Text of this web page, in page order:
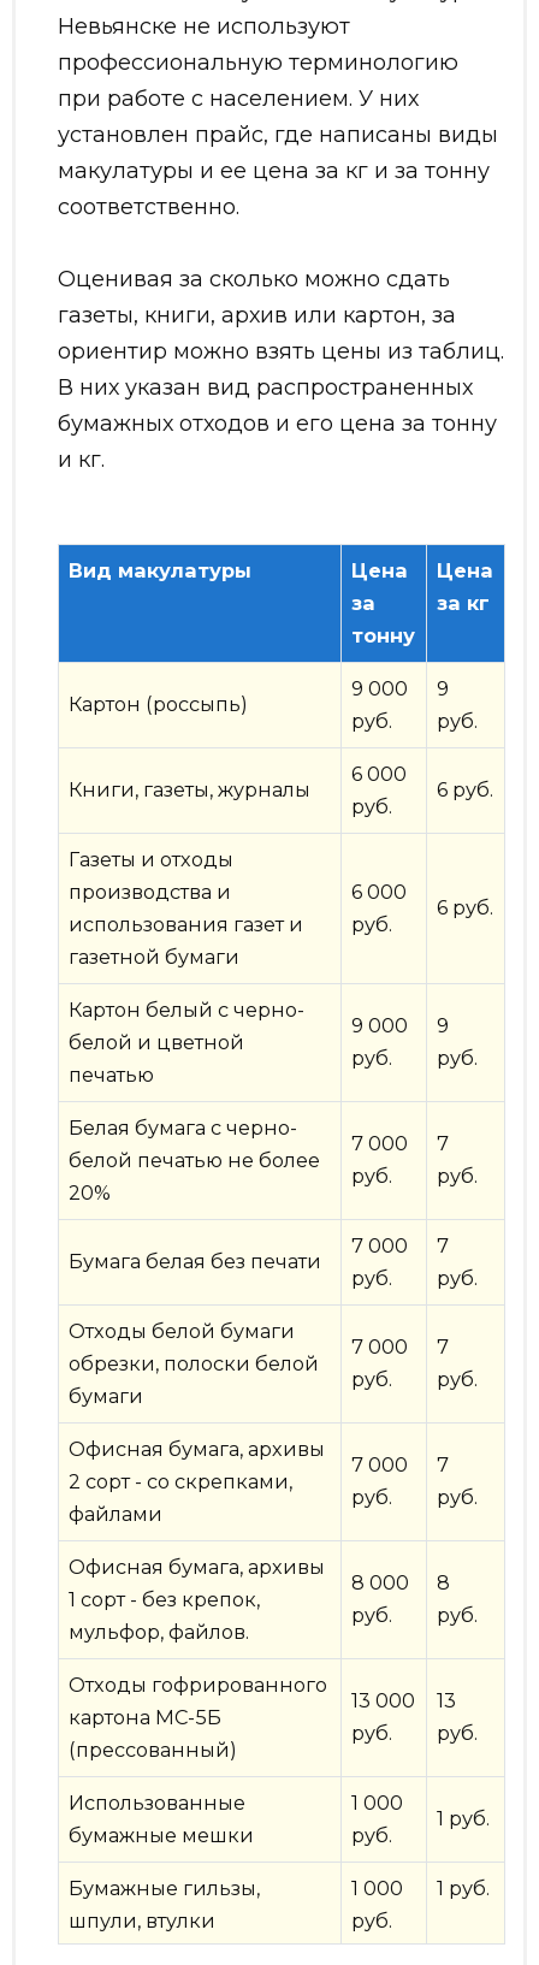
Невьянске не используют
профессиональную терминологию
при работе с населением. У них
установлен прайс, где написаны виды
макулатуры и ее цена за кг и за тонну
соответственно.
Оценивая за сколько можно сдать
газеты, книги, архив или картон, за
ориентир можно взять цены из таблиц.
В них указан вид распространенных
бумажных отходов и его цена за тонну
и кг.
Вид макулатуры
Цена
за
тонну
Цена
за кг
Картон (россыпь)
9 000
руб.
9
руб.
Книги, газеты, журналы
6 000
руб.
6 руб.
Газеты и отходы
производства и
использования газет и
газетной бумаги
6 000
руб.
6 руб.
Картон белый с черно-
белой и цветной
печатью
9 000
руб.
9
руб.
Белая бумага с черно-
белой печатью не более
20%
7 000
руб.
7
руб.
Бумага белая без печати
7 000
руб.
7
руб.
Отходы белой бумаги
обрезки, полоски белой
бумаги
7 000
руб.
7
руб.
Офисная бумага, архивы
2 сорт - со скрепками,
файлами
7 000
руб.
7
руб.
Офисная бумага, архивы
1 сорт - без крепок,
мульфор, файлов.
8 000
руб.
8
руб.
Отходы гофрированного
картона МС-5Б
(прессованный)
13 000
руб.
13
руб.
Использованные
бумажные мешки
1 000
руб.
1 руб.
Бумажные гильзы,
шпули, втулки
1 000
руб.
1 руб.